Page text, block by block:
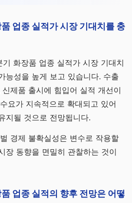
업종 실적가 시장 기대치를 충
화장품 업종 실적가 시장 기대치
능성을 높게 보고 있습니다. 수출
제품 출시에 힘입어 실적 개선이
요가 지속적으로 확대되고 있어
지될 것으로 전망됩니다.
경제 불확실성은 변수로 작용할
장 동향을 면밀히 관찰하는 것이
업종 실적의 향후 전망은 어떻